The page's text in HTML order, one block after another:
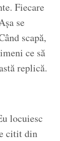
Fiecare
se
scapă,
ce să
replică.
locuiesc
citit din